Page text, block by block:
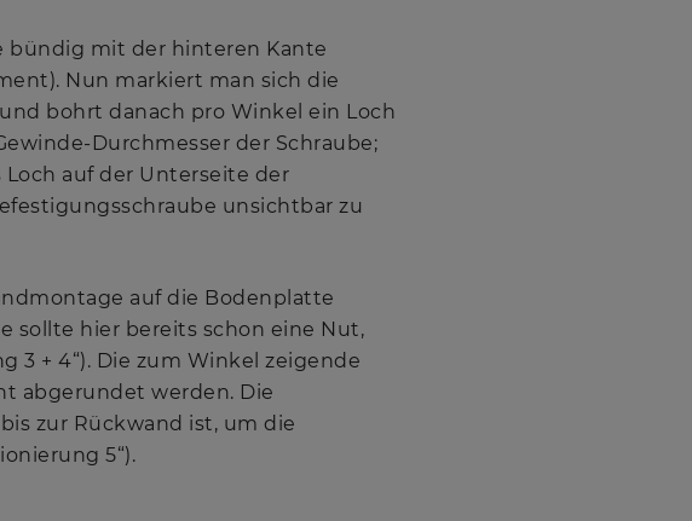
bündig mit der hinteren Kante
Nun markiert man sich die
bohrt danach pro Winkel ein Loch
Durchmesser der Schraube;
Loch auf der Unterseite der
unsichtbar zu
auf die Bodenplatte
sollte hier bereits schon eine Nut,
3 + 4“). Die zum Winkel zeigende
abgerundet werden. Die
zur Rückwand ist, um die
5“).